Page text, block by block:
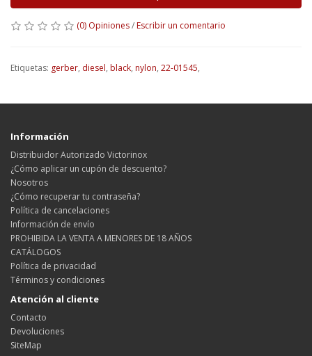
(0) Opiniones/ Escribir un comentario
Etiquetas: gerber, diesel, black, nylon, 22-01545,
Información
Distribuidor Autorizado Victorinox
¿Cómo aplicar un cupón de descuento?
Nosotros
¿Cómo recuperar tu contraseña?
Política de cancelaciones
Información de envío
PROHIBIDA LA VENTA A MENORES DE 18 AÑOS
CATÁLOGOS
Política de privacidad
Términos y condiciones
Atención al cliente
Contacto
Devoluciones
SiteMap